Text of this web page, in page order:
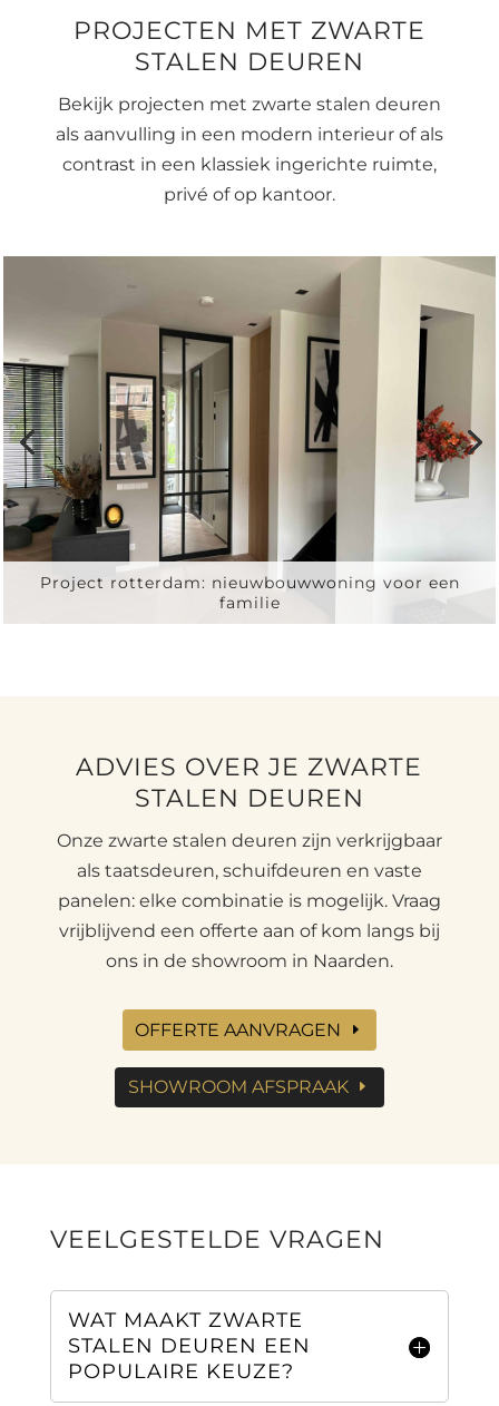
PROJECTEN MET ZWARTE
STALEN DEUREN
Bekijk projecten met zwarte stalen deuren
als aanvulling in een modern interieur of als
contrast in een klassiek ingerichte ruimte,
privé of op kantoor.
Project rotterdam: nieuwbouwwoning voor een
familie
ADVIES OVER JE ZWARTE
STALEN DEUREN
Onze zwarte stalen deuren zijn verkrijgbaar
als taatsdeuren, schuifdeuren en vaste
panelen: elke combinatie is mogelijk. Vraag
vrijblijvend een offerte aan of kom langs bij
ons in de showroom in Naarden.
OFFERTE AANVRAGEN
SHOWROOM AFSPRAAK
VEELGESTELDE VRAGEN
WAT MAAKT ZWARTE
STALEN DEUREN EEN
POPULAIRE KEUZE?